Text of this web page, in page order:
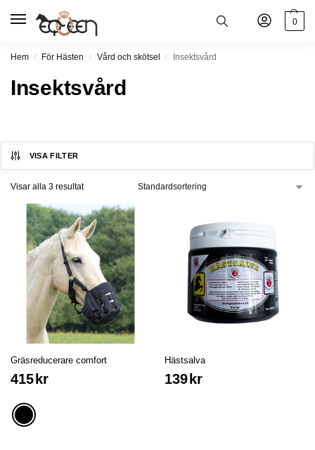
0
Hem / För Hästen / Vård och skötsel / Insektsvård
Insektsvård
VISA FILTER
Visar alla 3 resultat
Gräsreducerare comfort
415 kr
Hästsalva
139 kr